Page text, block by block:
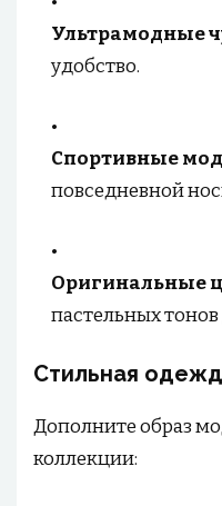
Ультрамодные
удобство.
Спортивные
повседневной
Оригинальные
пастельных
Стильная
Дополните образ
коллекции: